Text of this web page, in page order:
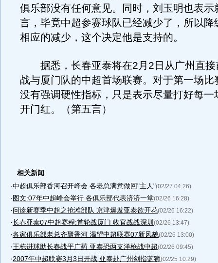
俱乐部没有任何意见。同时，刘玉明也表示
言，毕竟中超参赛球队已经减少了，所以降
相应的减少，这个决定他是支持的。
据悉，长春亚泰将在2月2日从广州直接
战与厦门队的中超首场联赛。对于第一场比
没有强调硬性指标，只是表示尽量打好每一
开门红。（第五言）
相关新闻
·中超俱乐部香河召开峰会 各老总满意做回"主人"(02/27 04:26)
·图文:07年中超峰会举行 各俱乐部代表济济一堂(02/26 16:28)
·问诊新赛季中超之抢滩部队 京津爆发亚泰欲开花(02/26 16:22)
·长春亚泰07中超赛程:首轮战厦门 收官战战深圳 (02/26 13:47)
·各家俱乐部老总齐聚香河 渴望中超联赛07新风貌(02/26 13:00)
·王栋进球助长春战平广药 亚泰恐两支洋枪战中超(02/26 09:45)
·2007年中超联赛3月3日开战 亚泰赴广州剑指蓝狮(02/25 10:29)